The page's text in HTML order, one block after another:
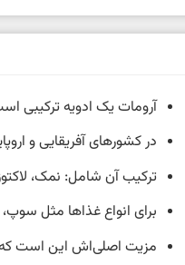
آرومات یک ادویه ترکیبی است که
در کشورهای آفریقایی و
ترکیب آن شامل: نمک،
برای انواع غذاها مثل
مزیت اصلی‌اش این است که